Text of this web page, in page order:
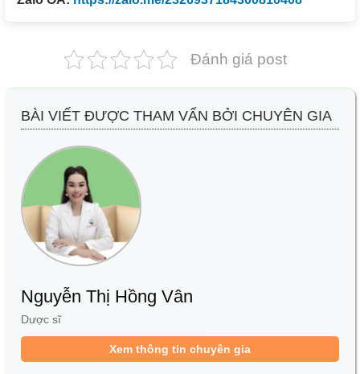
Đánh giá post
BÀI VIẾT ĐƯỢC THAM VẤN BỞI CHUYÊN GIA
Nguyễn Thị Hồng Vân
Dược sĩ
Xem thông tin chuyên gia